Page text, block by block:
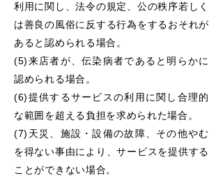
利用に関し、法令の規定、公の秩序若しく
は善良の風俗に反する行為をするおそれが
あると認められる場合。
(5)来店者が、伝染病者であると明らかに
認められる場合。
(6)提供するサービスの利用に関し合理的
な範囲を超える負担を求められた場合。
(7)天災、施設・設備の故障、その他やむ
を得ない事由により、サービスを提供する
ことができない場合。